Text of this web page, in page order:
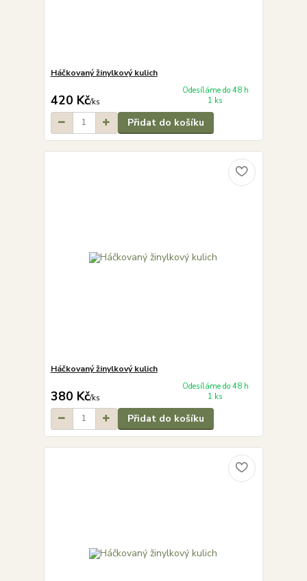
Háčkovaný žinylkový kulich
420 Kč/ks
Odesíláme do 48 h
1 ks
Přidat do košíku
Háčkovaný žinylkový kulich
380 Kč/ks
Odesíláme do 48 h
1 ks
Přidat do košíku